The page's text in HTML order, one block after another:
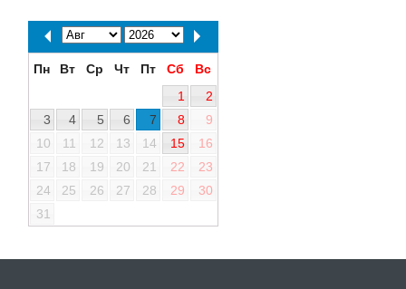
Пн Вт Ср Чт Пт Сб
Вс
1
2
3
4 5 6 7 8
9
10
11 12 13 14 15
16
17
18 19 20 21 22
23
24
25 26 27 28 29
30
31